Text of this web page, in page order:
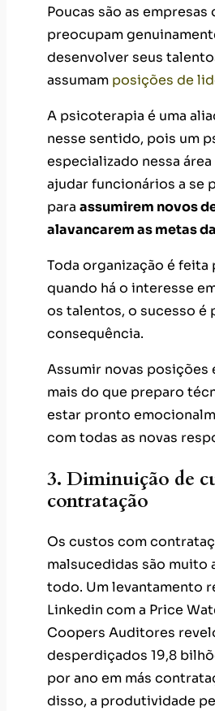
Poucas são as empresas
preocupam
desenvolver seus
assumam posições de
A psicoterapia é uma
nesse sentido, pois um
especializado nessa área
ajudar funcionários a se
para assumirem novos
alavancarem as metas
Toda organização é feita
quando há o interesse
os talentos, o sucesso é
consequência.
Assumir novas posições
mais do que preparo
estar pronto
com todas as novas
3. Diminuição de
contratação
Os custos com
malsucedidas são muito
todo. Um levantamento
Linkedin com a Price
Coopers Auditores
desperdiçados 19,8
por ano em más
disso, a produtividade